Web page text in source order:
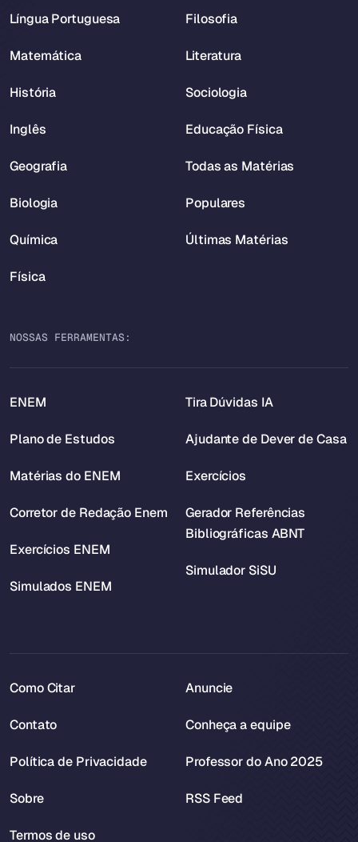
Língua Portuguesa
Matemática
História
Inglês
Geografia
Biologia
Química
Física
Filosofia
Literatura
Sociologia
Educação Física
Todas as Matérias
Populares
Últimas Matérias
NOSSAS FERRAMENTAS:
ENEM
Plano de Estudos
Matérias do ENEM
Corretor de Redação Enem
Exercícios ENEM
Simulados ENEM
Tira Dúvidas IA
Ajudante de Dever de Casa
Exercícios
Gerador Referências
Bibliográficas ABNT
Simulador SiSU
Como Citar
Contato
Política de Privacidade
Sobre
Termos de uso
Anuncie
Conheça a equipe
Professor do Ano 2025
RSS Feed